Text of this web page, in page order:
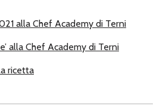
alla Chef Academy di Terni
alla Chef Academy di Terni
ricetta